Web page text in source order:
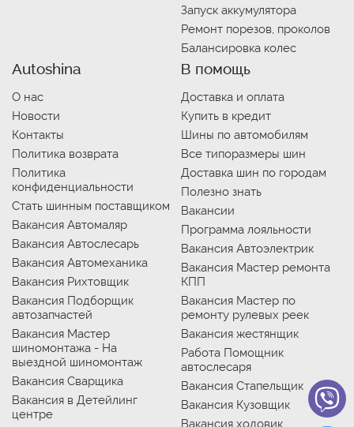
Запуск аккумулятора
Ремонт порезов, проколов
Балансировка колес
Autoshina
О нас
Новости
Контакты
Политика возврата
Политика
конфиденциальности
Стать шинным поставщиком
Вакансия Автомаляр
Вакансия Автослесарь
Вакансия Автомеханика
Вакансия Рихтовщик
Вакансия Подборщик
автозапчастей
Вакансия Мастер
шиномонтажа - На
выездной шиномонтаж
Вакансия Сварщика
Вакансия в Детейлинг
центре
В помощь
Доставка и оплата
Купить в кредит
Шины по автомобилям
Все типоразмеры шин
Доставка шин по городам
Полезно знать
Вакансии
Программа лояльности
Вакансия Автоэлектрик
Вакансия Мастер ремонта
КПП
Вакансия Мастер по
ремонту рулевых реек
Вакансия жестянщик
Работа Помощник
автослесаря
Вакансия Стапельщик
Вакансия Кузовщик